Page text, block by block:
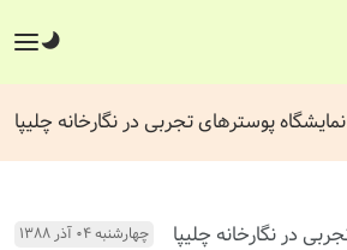
نمایشگاه پوسترهای تجربی در نگارخانه چلیپا
چهارشنبه ۰۴ آذر ۱۳۸۸